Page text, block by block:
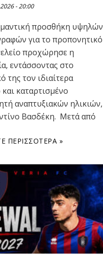
20:00
προσθήκη υψηλών
για το προπονητικό
προχώρησε η
εντάσσοντας στο
της τον ιδιαίτερα
καταρτισμένο
αναπτυξιακών ηλικιών,
Βασδέκη. Μετά από
ΠΕΡΙΣΣΌΤΕΡΑ »